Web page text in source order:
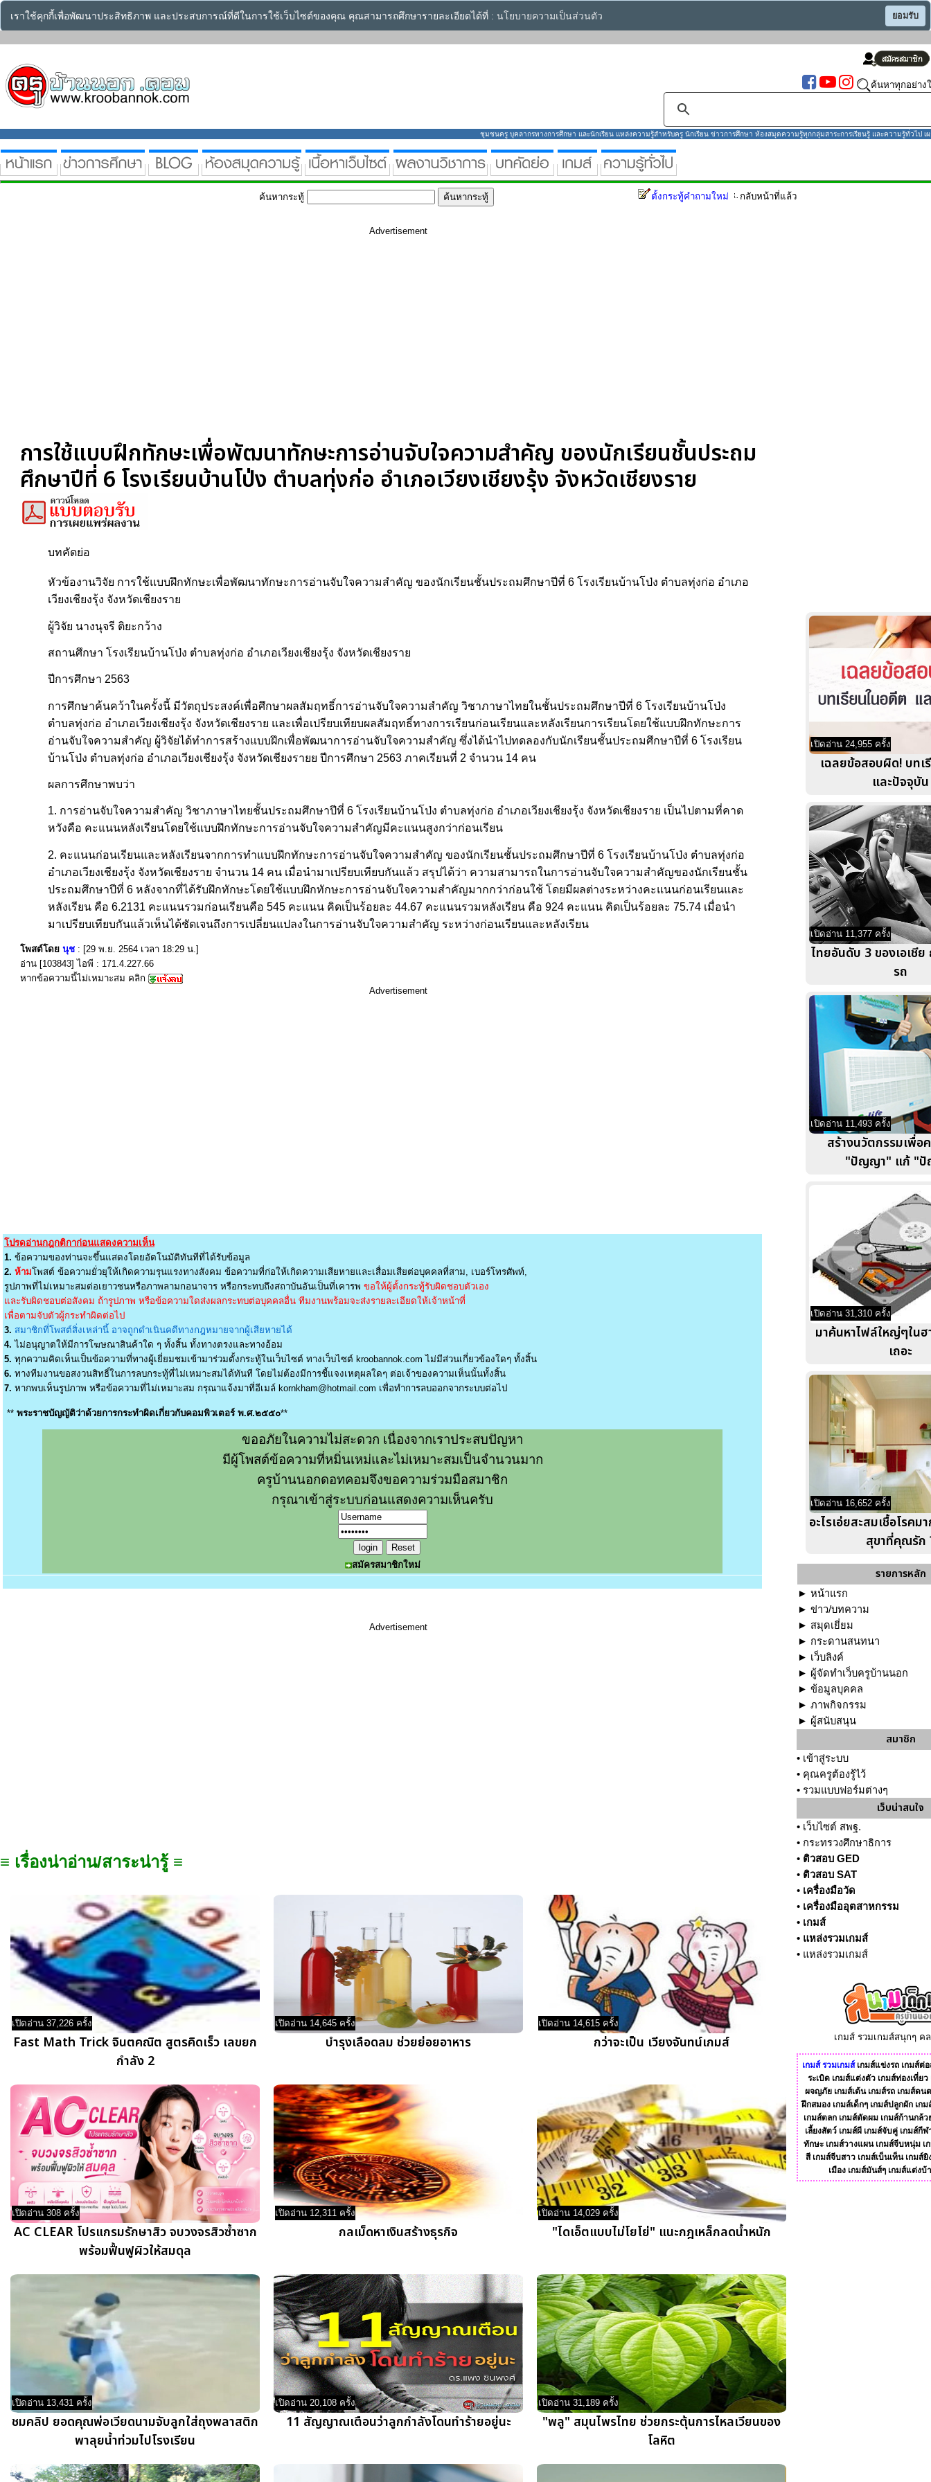
เราใช้คุกกี้เพื่อพัฒนาประสิทธิภาพ และประสบการณ์ที่ดีในการใช้เว็บไซต์ของคุณ คุณสามารถศึกษารายละเอียดได้ที่ : นโยบายความเป็นส่วนตัว ยอมรับ
ค้นหาทุกอย่าง
ชุมชนครู บุคลากรทางการศึกษา และนักเรียน แหล่งความรู้สำหรับครู นักเรียน ข่าวการศึกษา ห้องสมุดความรู้ทุกกลุ่มสาระการเรียนรู้ และความรู้ทั่วไป เ
ค้นหากระทู้ ตั้งกระทู้คำถามใหม่ กลับหน้าที่แล้ว
Advertisement
การใช้แบบฝึกทักษะเพื่อพัฒนาทักษะการอ่านจับใจความสำคัญ ของนักเรียนชั้นประถม
ศึกษาปีที่ 6 โรงเรียนบ้านโป่ง ตำบลทุ่งก่อ อำเภอเวียงเชียงรุ้ง จังหวัดเชียงราย
บทคัดย่อ
หัวข้องานวิจัย การใช้แบบฝึกทักษะเพื่อพัฒนาทักษะการอ่านจับใจความสำคัญ ของนักเรียนชั้นประถมศึกษาปีที่ 6 โรงเรียนบ้านโป่ง ตำบลทุ่งก่อ อำเภอ
เวียงเชียงรุ้ง จังหวัดเชียงราย
ผู้วิจัย นางนุจรี ติยะกว้าง
สถานศึกษา โรงเรียนบ้านโป่ง ตำบลทุ่งก่อ อำเภอเวียงเชียงรุ้ง จังหวัดเชียงราย
ปีการศึกษา 2563
การศึกษาค้นคว้าในครั้งนี้ มีวัตถุประสงค์เพื่อศึกษาผลสัมฤทธิ์การอ่านจับใจความสำคัญ วิชาภาษาไทยในชั้นประถมศึกษาปีที่ 6 โรงเรียนบ้านโป่ง
ตำบลทุ่งก่อ อำเภอเวียงเชียงรุ้ง จังหวัดเชียงราย และเพื่อเปรียบเทียบผลสัมฤทธิ์ทางการเรียนก่อนเรียนและหลังเรียนการเรียนโดยใช้แบบฝึกทักษะการ
อ่านจับใจความสำคัญ ผู้วิจัยได้ทำการสร้างแบบฝึกเพื่อพัฒนาการอ่านจับใจความสำคัญ ซึ่งได้นำไปทดลองกับนักเรียนชั้นประถมศึกษาปีที่ 6 โรงเรียน
บ้านโป่ง ตำบลทุ่งก่อ อำเภอเวียงเชียงรุ้ง จังหวัดเชียงรายย ปีการศึกษา 2563 ภาคเรียนที่ 2 จำนวน 14 คน
ผลการศึกษาพบว่า
1. การอ่านจับใจความสำคัญ วิชาภาษาไทยชั้นประถมศึกษาปีที่ 6 โรงเรียนบ้านโป่ง ตำบลทุ่งก่อ อำเภอเวียงเชียงรุ้ง จังหวัดเชียงราย เป็นไปตามที่คาด
หวังคือ คะแนนหลังเรียนโดยใช้แบบฝึกทักษะการอ่านจับใจความสำคัญมีคะแนนสูงกว่าก่อนเรียน
2. คะแนนก่อนเรียนและหลังเรียนจากการทำแบบฝึกทักษะการอ่านจับใจความสำคัญ ของนักเรียนชั้นประถมศึกษาปีที่ 6 โรงเรียนบ้านโป่ง ตำบลทุ่งก่อ
อำเภอเวียงเชียงรุ้ง จังหวัดเชียงราย จำนวน 14 คน เมื่อนำมาเปรียบเทียบกันแล้ว สรุปได้ว่า ความสามารถในการอ่านจับใจความสำคัญของนักเรียนชั้น
ประถมศึกษาปีที่ 6 หลังจากที่ได้รับฝึกทักษะโดยใช้แบบฝึกทักษะการอ่านจับใจความสำคัญมากกว่าก่อนใช้ โดยมีผลต่างระหว่างคะแนนก่อนเรียนและ
หลังเรียน คือ 6.2131 คะแนนรวมก่อนเรียนคือ 545 คะแนน คิดเป็นร้อยละ 44.67 คะแนนรวมหลังเรียน คือ 924 คะแนน คิดเป็นร้อยละ 75.74 เมื่อนำ
มาเปรียบเทียบกันแล้วเห็นได้ชัดเจนถึงการเปลี่ยนแปลงในการอ่านจับใจความสำคัญ ระหว่างก่อนเรียนและหลังเรียน
โพสต์โดย นุช : [29 พ.ย. 2564 เวลา 18:29 น.]
อ่าน [103843] ไอพี : 171.4.227.66
หากข้อความนี้ไม่เหมาะสม คลิก
Advertisement
โปรดอ่านกฎกติกาก่อนแสดงความเห็น
1. ข้อความของท่านจะขึ้นแสดงโดยอัตโนมัติทันทีที่ได้รับข้อมูล
2. ห้ามโพสต์ ข้อความยั่วยุให้เกิดความรุนแรงทางสังคม ข้อความที่ก่อให้เกิดความเสียหายและเสื่อมเสียต่อบุคคลที่สาม, เบอร์โทรศัพท์,
รูปภาพที่ไม่เหมาะสมต่อเยาวชนหรือภาพลามกอนาจาร หรือกระทบถึงสถาบันอันเป็นที่เคารพ ขอให้ผู้ตั้งกระทู้รับผิดชอบตัวเอง
และรับผิดชอบต่อสังคม ถ้ารูปภาพ หรือข้อความใดส่งผลกระทบต่อบุคคลอื่น ทีมงานพร้อมจะส่งรายละเอียดให้เจ้าหน้าที่
เพื่อตามจับตัวผู้กระทำผิดต่อไป
3. สมาชิกที่โพสต์สิ่งเหล่านี้ อาจถูกดำเนินคดีทางกฎหมายจากผู้เสียหายได้
4. ไม่อนุญาตให้มีการโฆษณาสินค้าใด ๆ ทั้งสิ้น ทั้งทางตรงและทางอ้อม
5. ทุกความคิดเห็นเป็นข้อความที่ทางผู้เยี่ยมชมเข้ามาร่วมตั้งกระทู้ในเว็บไซต์ ทางเว็บไซต์ kroobannok.com ไม่มีส่วนเกี่ยวข้องใดๆ ทั้งสิ้น
6. ทางทีมงานขอสงวนสิทธิ์ในการลบกระทู้ที่ไม่เหมาะสมได้ทันที โดยไม่ต้องมีการชี้แจงเหตุผลใดๆ ต่อเจ้าของความเห็นนั้นทั้งสิ้น
7. หากพบเห็นรูปภาพ หรือข้อความที่ไม่เหมาะสม กรุณาแจ้งมาที่อีเมล์ kornkham@hotmail.com เพื่อทำการลบออกจากระบบต่อไป
** พระราชบัญญัติว่าด้วยการกระทำผิดเกี่ยวกับคอมพิวเตอร์ พ.ศ.๒๕๕๐**
ขออภัยในความไม่สะดวก เนื่องจากเราประสบปัญหา
มีผู้โพสต์ข้อความที่หมิ่นเหม่และไม่เหมาะสมเป็นจำนวนมาก
ครูบ้านนอกดอทคอมจึงขอความร่วมมือสมาชิก
กรุณาเข้าสู่ระบบก่อนแสดงความเห็นครับ
สมัครสมาชิกใหม่
Advertisement
≡ เรื่องน่าอ่าน/สาระน่ารู้ ≡
เปิดอ่าน 37,226 ครั้ง
Fast Math Trick จินตคณิต สูตรคิดเร็ว เลขยก
กำลัง 2
เปิดอ่าน 14,645 ครั้ง
บำรุงเลือดลม ช่วยย่อยอาหาร
เปิดอ่าน 14,615 ครั้ง
กว่าจะเป็น เวียงจันทน์เกมส์
เปิดอ่าน 308 ครั้ง
AC CLEAR โปรแกรมรักษาสิว จบวงจรสิวซ้ำซาก
พร้อมฟื้นฟูผิวให้สมดุล
เปิดอ่าน 12,311 ครั้ง
กลเม็ดหาเงินสร้างธุรกิจ
เปิดอ่าน 14,029 ครั้ง
"ไดเอ็ตแบบไม่โยโย่" แนะกฎเหล็กลดน้ำหนัก
เปิดอ่าน 13,431 ครั้ง
ชมคลิป ยอดคุณพ่อเวียดนามจับลูกใส่ถุงพลาสติก
พาลุยน้ำท่วมไปโรงเรียน
เปิดอ่าน 20,108 ครั้ง
11 สัญญาณเตือนว่าลูกกำลังโดนทำร้ายอยู่นะ
เปิดอ่าน 31,189 ครั้ง
"พลู" สมุนไพรไทย ช่วยกระตุ้นการไหลเวียนของ
โลหิต
เปิดอ่าน 24,955 ครั้ง
เฉลยข้อสอบผิด! บทเ
และปัจจุบัน
เปิดอ่าน 11,377 ครั้ง
ไทยอันดับ 3 ของเอเชีย
รถ
เปิดอ่าน 11,493 ครั้ง
สร้างนวัตกรรมเพื่อ
"ปัญญา" แก้ "ปั
เปิดอ่าน 31,310 ครั้ง
มาค้นหาไฟล์ใหญ่ๆใน
เถอะ
เปิดอ่าน 16,652 ครั้ง
อะไรเอ่ยสะสมเชื้อโรค
สุขาที่คุณรัก
รายการหลัก
► หน้าแรก
► ข่าว/บทความ
► สมุดเยี่ยม
► กระดานสนทนา
► เว็บลิงค์
► ผู้จัดทำเว็บครูบ้านนอก
► ข้อมูลบุคคล
► ภาพกิจกรรม
► ผู้สนับสนุน
สมาชิก
• เข้าสู่ระบบ
• คุณครูต้องรู้ไว้
• รวมแบบฟอร์มต่างๆ
เว็บน่าสนใจ
• เว็บไซต์ สพฐ.
• กระทรวงศึกษาธิการ
• ติวสอบ GED
• ติวสอบ SAT
• เครื่องมือวัด
• เครื่องมืออุตสาหกรรม
• เกมส์
• แหล่งรวมเกมส์
• แหล่งรวมเกมส์
เกมส์ รวมเกมส์สนุกๆ ค
เกมส์ รวมเกมส์ เกมส์แข่งรถ เกมส์ต่อ
ระเบิด เกมส์แต่งตัว เกมส์ท่องเที่ยว
ผจญภัย เกมส์เต้น เกมส์รถ เกมส์ดน
ฝึกสมอง เกมส์เด็กๆ เกมส์ปลูกผัก เก
เกมส์ตลก เกมส์ตัดผม เกมส์ก้านกล้ว
เลี้ยงสัตว์ เกมส์ผี เกมส์จับคู่ เกมส์กีฬ
ทักษะ เกมส์วางแผน เกมส์จีบหนุ่ม เ
สี เกมส์จีบสาว เกมส์เบ็นเท็น เกมส์ยิ
เมือง เกมส์มันส์ๆ เกมส์แต่งบ้